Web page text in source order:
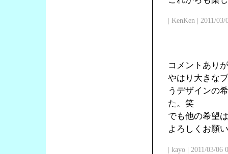
| KenKen | 2011/
コメントあり
やはり大きな
うデザインの
た。笑
でも他の希望
よろしくお願
| kayo | 2011/03/06